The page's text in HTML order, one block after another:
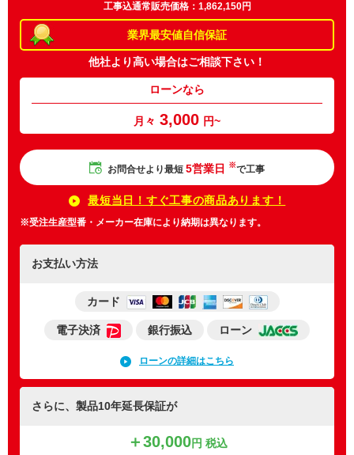
業界最安値自信保証
他社より高い場合はご相談下さい！
工事込通常販売価格：1,862,150円
ローンなら
月々 3,000 円~
お問合せより最短 5営業日 ※で工事
最短当日！すぐ工事の商品あります！
※受注生産型番・メーカー在庫により納期は異なります。
お支払い方法
カード
電子決済 銀行振込 ローン
ローンの詳細はこちら
さらに、製品10年延長保証が
＋30,000円 税込